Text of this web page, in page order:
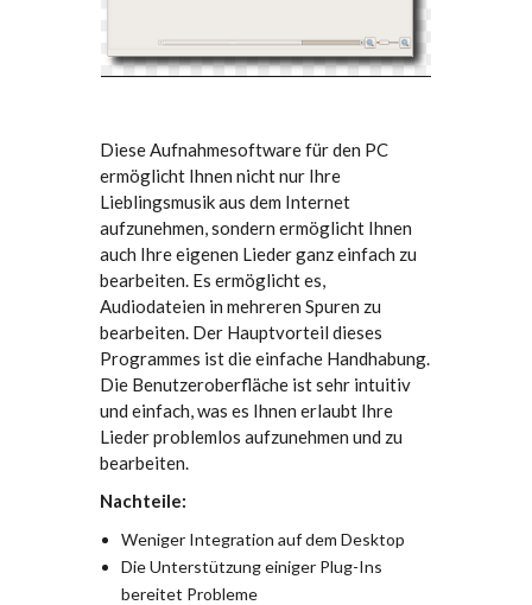
Diese Aufnahmesoftware für den PC
ermöglicht Ihnen nicht nur Ihre
Lieblingsmusik aus dem Internet
aufzunehmen, sondern ermöglicht Ihnen
auch Ihre eigenen Lieder ganz einfach zu
bearbeiten. Es ermöglicht es,
Audiodateien in mehreren Spuren zu
bearbeiten. Der Hauptvorteil dieses
Programmes ist die einfache Handhabung.
Die Benutzeroberfläche ist sehr intuitiv
und einfach, was es Ihnen erlaubt Ihre
Lieder problemlos aufzunehmen und zu
bearbeiten.
Nachteile:
Weniger Integration auf dem Desktop
Die Unterstützung einiger Plug-Ins
bereitet Probleme